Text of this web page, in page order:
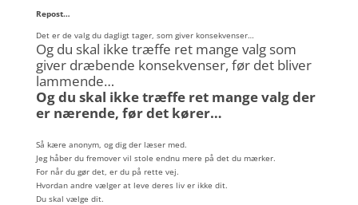
Repost…
Det er de valg du dagligt tager, som giver konsekvenser…
Og du skal ikke træffe ret mange valg som
giver dræbende konsekvenser, før det bliver
lammende…
Og du skal ikke træffe ret mange valg der
er nærende, før det kører…
Så kære anonym, og dig der læser med.
Jeg håber du fremover vil stole endnu mere på det du mærker.
For når du gør det, er du på rette vej.
Hvordan andre vælger at leve deres liv er ikke dit.
Du skal vælge dit.